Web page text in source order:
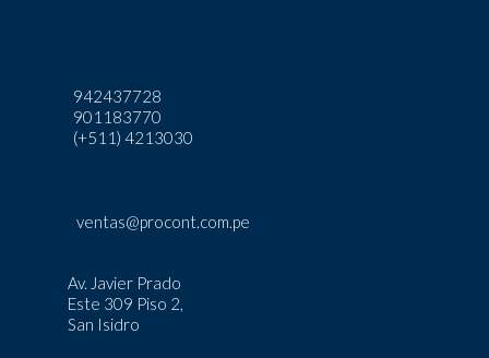
942437728
901183770
(+511) 4213030
ventas@procont.com.pe
Av. Javier Prado
Este 309 Piso 2,
San Isidro